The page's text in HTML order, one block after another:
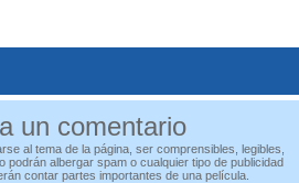
un comentario
al tema de la página, ser comprensibles, legibles,
podrán albergar spam o cualquier tipo de publicidad
contar partes importantes de una película.